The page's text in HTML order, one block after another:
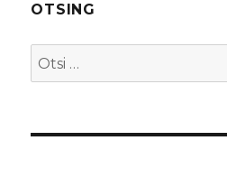
OTSING
Otsi: